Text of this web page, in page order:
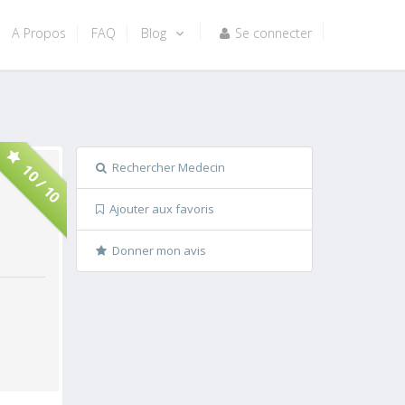
A Propos FAQ Blog Se connecter
10 / 10 Rechercher Medecin
Ajouter aux favoris
Donner mon avis